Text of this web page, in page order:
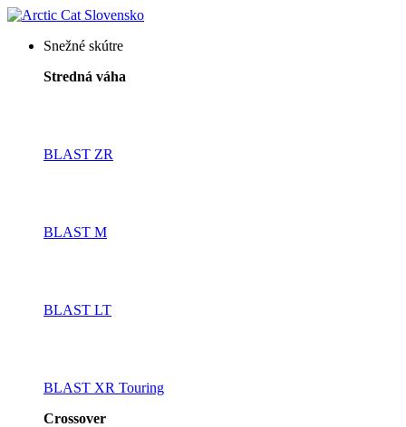
Snežné skútre
Stredná váha
BLAST ZR
BLAST M
BLAST LT
BLAST XR Touring
Crossover